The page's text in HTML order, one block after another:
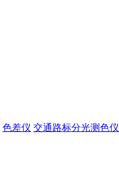
色差仪 交通路标分光测色仪